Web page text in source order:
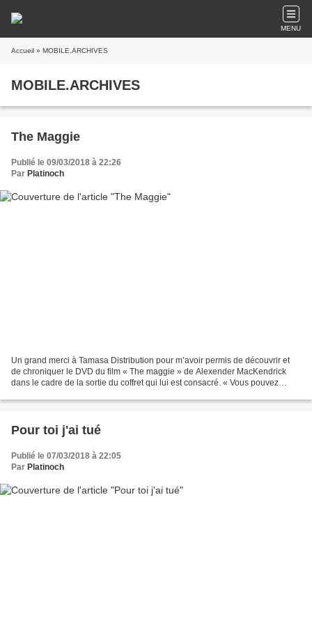
MENU
Accueil » MOBILE.ARCHIVES
MOBILE.ARCHIVES
The Maggie
Publié le 09/03/2018 à 22:26
Par Platinoch
Un grand merci à Tamasa Distribution pour m’avoir permis de découvrir et
de chroniquer le DVD du film « The maggie » de Alexender MacKendrick
dans le cadre de la sortie du coffret qui lui est consacré. « Vous pouvez
Pour toi j'ai tué
Publié le 07/03/2018 à 22:05
Par Platinoch